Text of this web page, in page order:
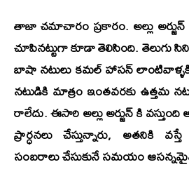
తాజా చమాచారం ప్రకారం. అల్లు
చూపినట్టుగా కూడా తెలిసింది.
బాషా నటులు కమల్ హాసన్ లాంటివాళ్ళకి
నటుడికి మాత్రం ఇంతవరకు ఉత్తమ
రాలేదు. ఈసారి అల్లు అర్జున్ కి
ప్రార్ధనలు చేస్తున్నారు, అతనికి
సంబరాలు చేసుకునే సమయం